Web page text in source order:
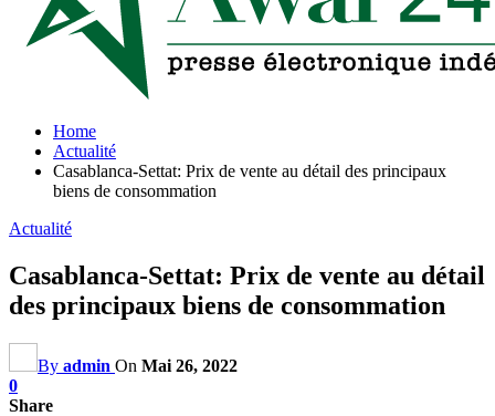
Home
Actualité
Casablanca-Settat: Prix de vente au détail des principaux
biens de consommation
Actualité
Casablanca-Settat: Prix de vente au détail
des principaux biens de consommation
By admin On Mai 26, 2022
0
Share